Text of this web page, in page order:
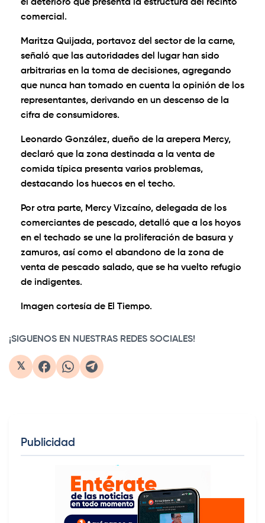
el deterioro que presenta la estructura del recinto
comercial.
Maritza Quijada, portavoz del sector de la carne,
señaló que las autoridades del lugar han sido
arbitrarias en la toma de decisiones, agregando
que nunca han tomado en cuenta la opinión de los
representantes, derivando en un descenso de la
cifra de consumidores.
Leonardo González, dueño de la arepera Mercy,
declaró que la zona destinada a la venta de
comida típica presenta varios problemas,
destacando los huecos en el techo.
Por otra parte, Mercy Vizcaíno, delegada de los
comerciantes de pescado, detalló que a los hoyos
en el techado se une la proliferación de basura y
zamuros, así como el abandono de la zona de
venta de pescado salado, que se ha vuelto refugio
de indigentes.
Imagen cortesía de El Tiempo.
¡SIGUENOS EN NUESTRAS REDES SOCIALES!
𝕏
Publicidad